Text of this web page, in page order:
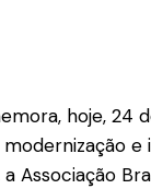
hoje, 24
e
Associação